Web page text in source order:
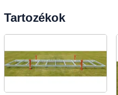
Tartozékok